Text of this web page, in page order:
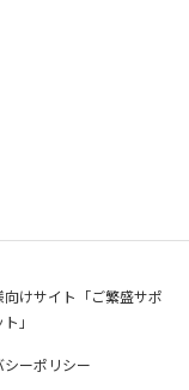
向けサイト「ご繁盛サポ
」
シーポリシー